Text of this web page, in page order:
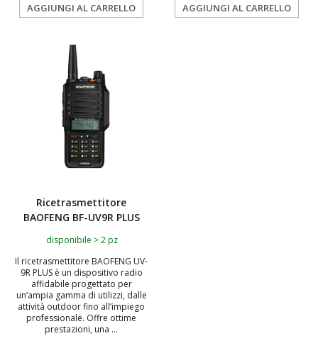
AGGIUNGI AL CARRELLO AGGIUNGI AL CARRELLO
Ricetrasmettitore
BAOFENG BF-UV9R PLUS
disponibile > 2 pz
Il ricetrasmettitore BAOFENG UV-
9R PLUS è un dispositivo radio
affidabile progettato per
un’ampia gamma di utilizzi, dalle
attività outdoor fino all’impiego
professionale. Offre ottime
prestazioni, una ...